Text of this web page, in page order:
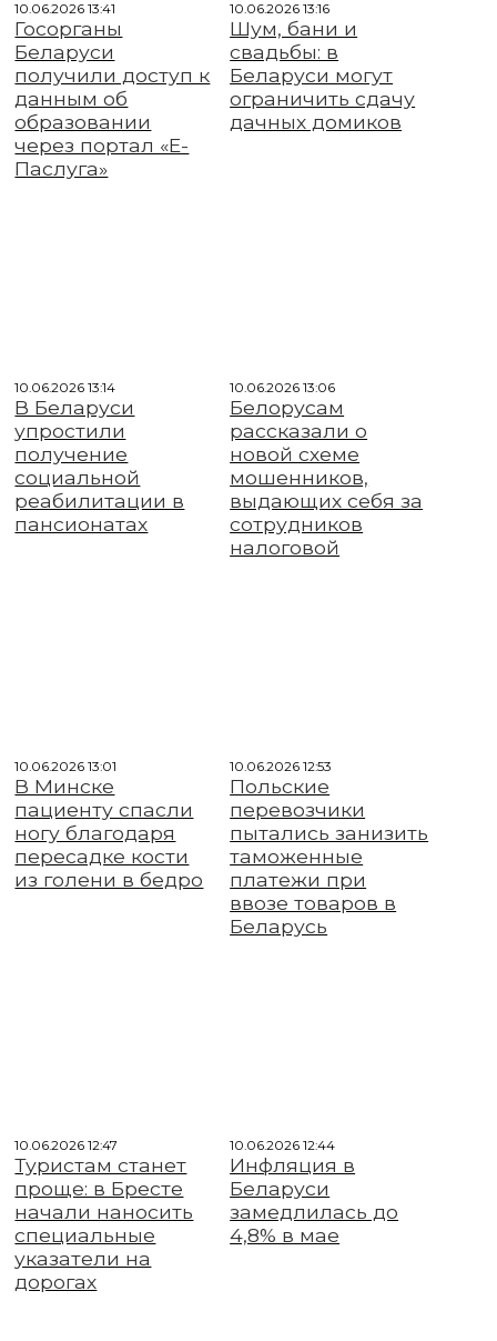
10.06.2026 13:41
Госорганы
Беларуси
получили доступ к
данным об
образовании
через портал «Е-
Паслуга»
10.06.2026 13:16
Шум, бани и
свадьбы: в
Беларуси могут
ограничить сдачу
дачных домиков
10.06.2026 13:14
В Беларуси
упростили
получение
социальной
реабилитации в
пансионатах
10.06.2026 13:06
Белорусам
рассказали о
новой схеме
мошенников,
выдающих себя за
сотрудников
налоговой
10.06.2026 13:01
В Минске
пациенту спасли
ногу благодаря
пересадке кости
из голени в бедро
10.06.2026 12:53
Польские
перевозчики
пытались занизить
таможенные
платежи при
ввозе товаров в
Беларусь
10.06.2026 12:47
Туристам станет
проще: в Бресте
начали наносить
специальные
указатели на
дорогах
10.06.2026 12:44
Инфляция в
Беларуси
замедлилась до
4,8% в мае